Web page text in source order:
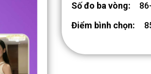
Số đo ba vòng:
Điểm bình chọn: